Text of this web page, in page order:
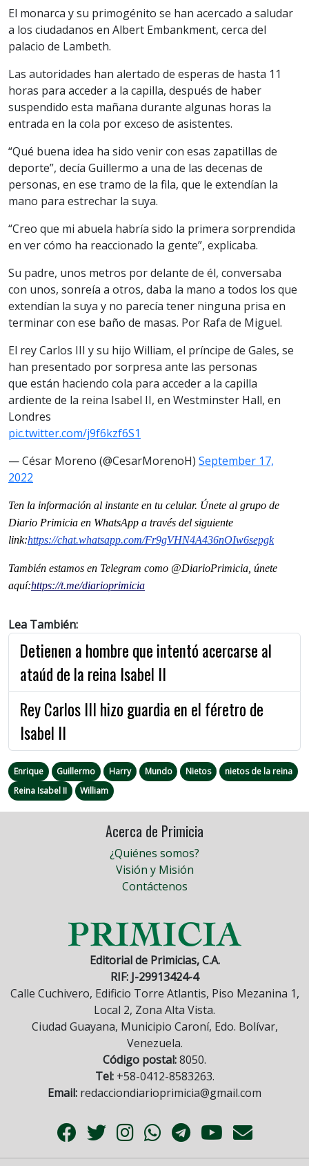
El monarca y su primogénito se han acercado a saludar
a los ciudadanos en Albert Embankment, cerca del
palacio de Lambeth.
Las autoridades han alertado de esperas de hasta 11
horas para acceder a la capilla, después de haber
suspendido esta mañana durante algunas horas la
entrada en la cola por exceso de asistentes.
“Qué buena idea ha sido venir con esas zapatillas de
deporte”, decía Guillermo a una de las decenas de
personas, en ese tramo de la fila, que le extendían la
mano para estrechar la suya.
“Creo que mi abuela habría sido la primera sorprendida
en ver cómo ha reaccionado la gente”, explicaba.
Su padre, unos metros por delante de él, conversaba
con unos, sonreía a otros, daba la mano a todos los que
extendían la suya y no parecía tener ninguna prisa en
terminar con ese baño de masas. Por Rafa de Miguel.
El rey Carlos III y su hijo William, el príncipe de Gales, se
han presentado por sorpresa ante las personas
que están haciendo cola para acceder a la capilla
ardiente de la reina Isabel II, en Westminster Hall, en
Londres
pic.twitter.com/j9f6kzf6S1
— César Moreno (@CesarMorenoH) September 17,
2022
Ten la información al instante en tu celular. Únete al grupo de
Diario Primicia en WhatsApp a través del siguiente
link:https://chat.whatsapp.com/Fr9gVHN4A436nOIw6sepgk
También estamos en Telegram como @DiarioPrimicia, únete
aquí:https://t.me/diarioprimicia
Lea También:
Detienen a hombre que intentó acercarse al
ataúd de la reina Isabel II
Rey Carlos III hizo guardia en el féretro de
Isabel II
Enrique Guillermo Harry Mundo Nietos
nietos de la reina
Reina Isabel II
William
Acerca de Primicia
¿Quiénes somos?
Visión y Misión
Contáctenos
Editorial de Primicias, C.A.
RIF: J-29913424-4
Calle Cuchivero, Edificio Torre Atlantis, Piso Mezanina 1,
Local 2, Zona Alta Vista.
Ciudad Guayana, Municipio Caroní, Edo. Bolívar,
Venezuela.
Código postal:8050.
Tel:+58-0412-8583263.
Email: redacciondiarioprimicia@gmail.com